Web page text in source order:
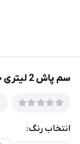
سم پاش 2 لیتری جک وان
انتخاب رنگ: